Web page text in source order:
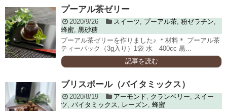
プーアル茶ゼリー
2020/9/26 スイーツ, プーアル茶, 粉ゼラチン,
蜂蜜, 黒砂糖
プーアル茶ゼリーを作りました♪ ＊材料＊ プーアル茶
ティーパック（3g入り）1袋 水 400cc 黒...
記事を読む
ブリスボール（バイタミックス）
2020/8/19 アーモンド, クランベリー, スイー
ツ, バイタミックス, レーズン, 蜂蜜